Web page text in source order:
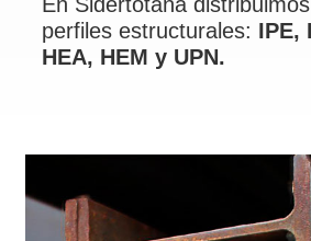
perfiles estructurales: IPE,
HEA, HEM y UPN.